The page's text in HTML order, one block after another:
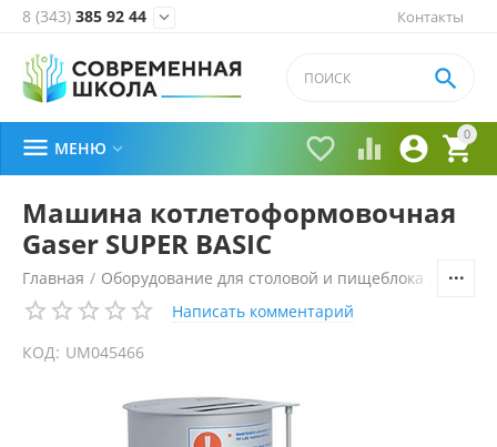
Контакты
8 (343) 385 92 44 
0


 

 МЕНЮ 
Машина котлетоформовочная
Gaser SUPER BASIC
Главная / Оборудование для столовой и пищеблока
Написать комментарий
КОД: UM045466